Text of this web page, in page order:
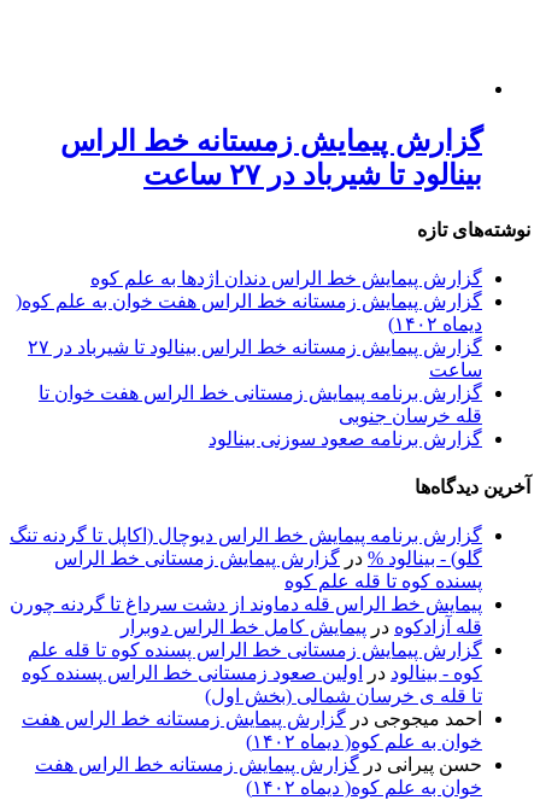
گزارش پیمایش زمستانه خط الراس
بینالود تا شیرباد در ۲۷ ساعت
نوشته‌های تازه
گزارش پیمایش خط الراس دندان اژدها به علم کوه
گزارش پیمایش زمستانه خط الراس هفت خوان به علم کوه(
دیماه ۱۴۰۲)
گزارش پیمایش زمستانه خط الراس بینالود تا شیرباد در ۲۷
ساعت
گزارش برنامه پیمایش زمستانی خط الراس هفت خوان تا
قله خرسان جنوبی
گزارش برنامه صعود سوزنی بینالود
آخرین دیدگاه‌ها
گزارش برنامه پيمايش خط الراس ديوچال (اكاپل تا گردنه تنگ
گلو) - بينالود % در گزارش پیمایش زمستانی خط الراس
پسنده کوه تا قله علم کوه
پيمايش خط الراس قله دماوند از دشت سرداغ تا گردنه چورن
قله آزادكوه در پیمایش کامل خط الراس دوبرار
گزارش پیمایش زمستانی خط الراس پسنده کوه تا قله علم
کوه - بينالود در
اولین صعود زمستانی خط الراس پسنده کوه
تا قله ی خرسان شمالی (بخش اول)
احمد میجوجی در گزارش پیمایش زمستانه خط الراس هفت
خوان به علم کوه( دیماه ۱۴۰۲)
حسن پیرانی در گزارش پیمایش زمستانه خط الراس هفت
خوان به علم کوه( دیماه ۱۴۰۲)